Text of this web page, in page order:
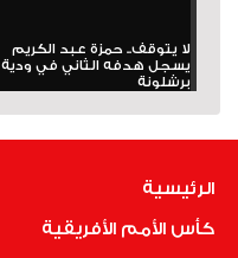
لا يتوقف.. حمزة عبد الكريم
يسجل هدفه الثاني في ودية
برشلونة
الرئيسية
كأس الأمم الأفريقية